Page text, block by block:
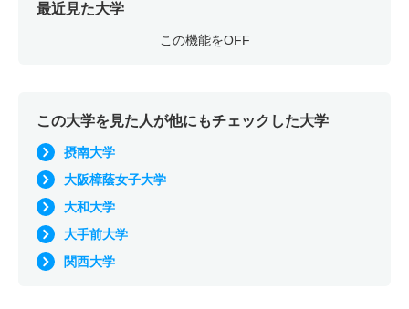
最近見た大学
この機能をOFF
この大学を見た人が他にもチェックした大学
摂南大学
大阪樟蔭女子大学
大和大学
大手前大学
関西大学